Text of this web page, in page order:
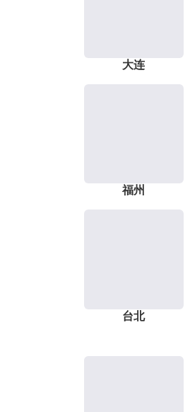
大连
福州
台北